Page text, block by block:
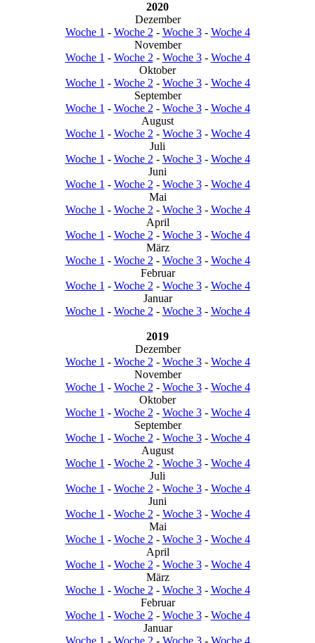
2020
Dezember
Woche 1 - Woche 2 - Woche 3- Woche 4
November
Woche 1 - Woche 2 - Woche 3- Woche 4
Oktober
Woche 1 - Woche 2 - Woche 3- Woche 4
September
Woche 1 - Woche 2 - Woche 3- Woche 4
August
Woche 1 - Woche 2 - Woche 3- Woche 4
Juli
Woche 1 - Woche 2 - Woche 3- Woche 4
Juni
Woche 1 - Woche 2 - Woche 3- Woche 4
Mai
Woche 1 - Woche 2 - Woche 3- Woche 4
April
Woche 1 - Woche 2 - Woche 3- Woche 4
März
Woche 1 - Woche 2 - Woche 3- Woche 4
Februar
Woche 1 - Woche 2 - Woche 3- Woche 4
Januar
Woche 1 - Woche 2 - Woche 3- Woche 4
2019
Dezember
Woche 1 - Woche 2 - Woche 3- Woche 4
November
Woche 1 - Woche 2 - Woche 3- Woche 4
Oktober
Woche 1 - Woche 2 - Woche 3- Woche 4
September
Woche 1 - Woche 2 - Woche 3- Woche 4
August
Woche 1 - Woche 2 - Woche 3- Woche 4
Juli
Woche 1 - Woche 2 - Woche 3- Woche 4
Juni
Woche 1 - Woche 2 - Woche 3- Woche 4
Mai
Woche 1 - Woche 2 - Woche 3- Woche 4
April
Woche 1 - Woche 2 - Woche 3- Woche 4
März
Woche 1 - Woche 2 - Woche 3- Woche 4
Februar
Woche 1 - Woche 2 - Woche 3- Woche 4
Januar
Woche 1 - Woche 2 - Woche 3- Woche 4